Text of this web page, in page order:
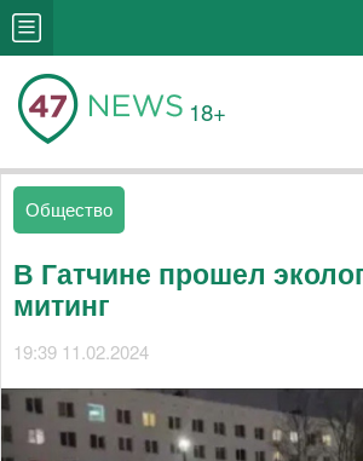
18+
Общество
В Гатчине прошел
митинг
19:39 11.02.2024